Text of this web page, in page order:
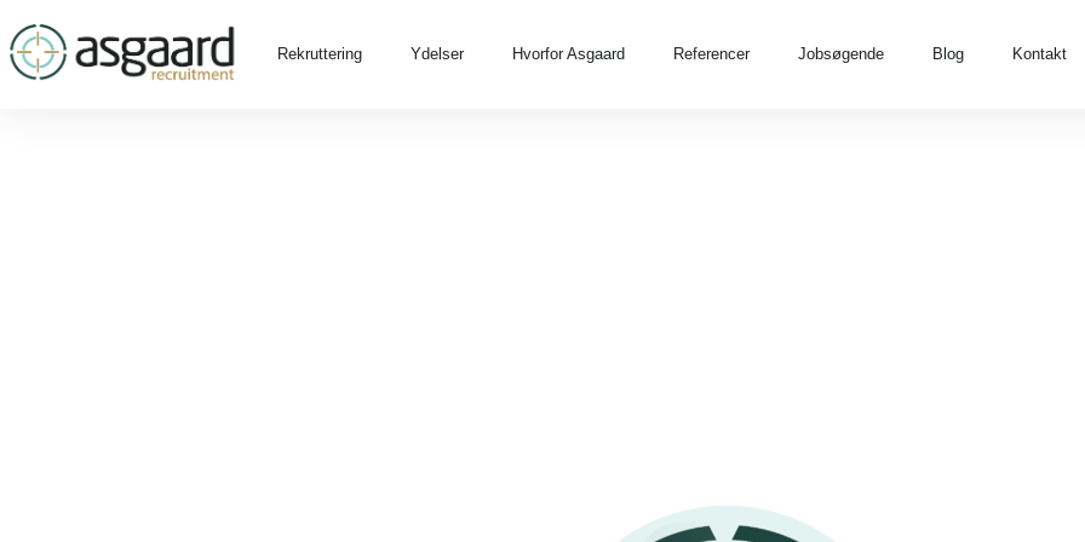
Rekruttering Ydelser Hvorfor Asgaard Referencer Jobsøgende Blog Kontakt